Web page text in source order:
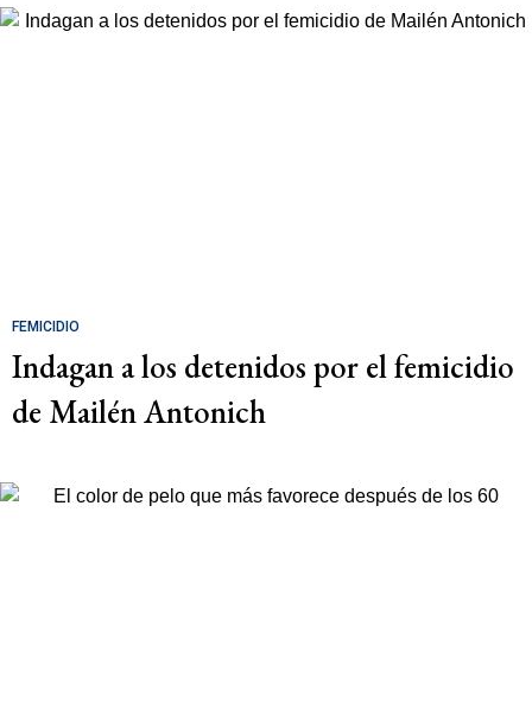
FEMICIDIO
Indagan a los detenidos por el femicidio
de Mailén Antonich